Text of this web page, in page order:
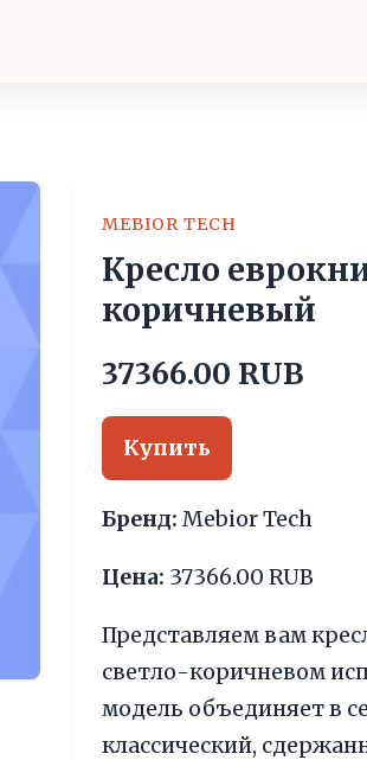
MEBIOR TECH
Кресло
коричневый
37366.00 RUB
Купить
Бренд: Mebior Tech
Цена: 37366.00 RUB
Представляем вам
светло-коричневом
модель объединяет в
классический,